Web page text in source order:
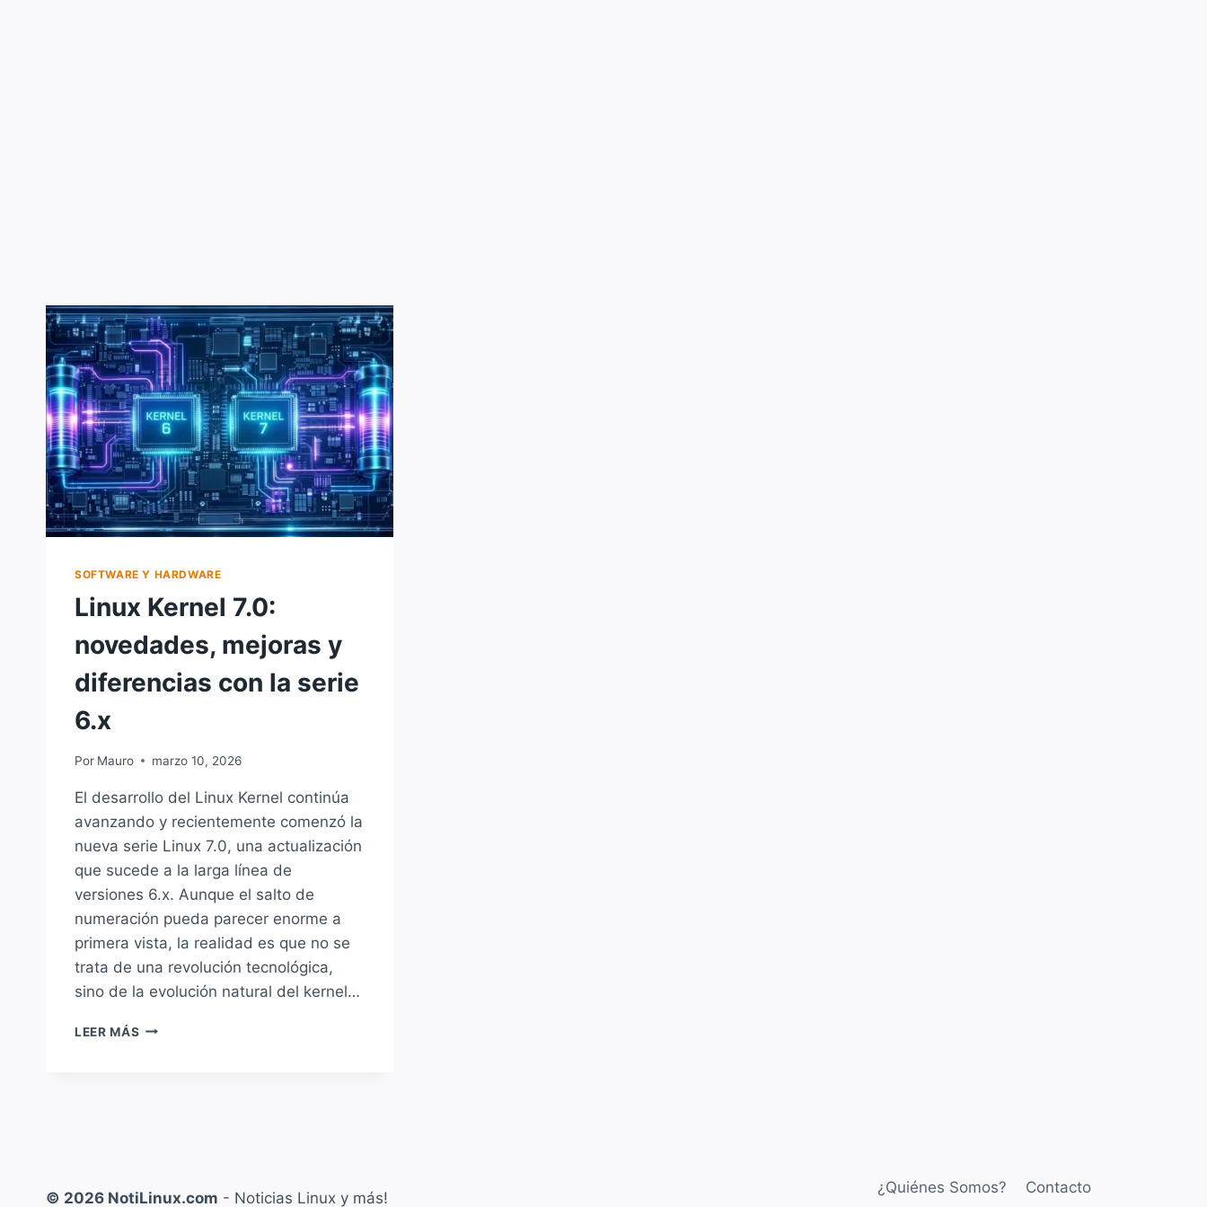
SOFTWARE Y HARDWARE
Linux Kernel 7.0:
novedades, mejoras y
diferencias con la serie
6.x
Por Mauro marzo 10, 2026
El desarrollo del Linux Kernel continúa
avanzando y recientemente comenzó la
nueva serie Linux 7.0, una actualización
que sucede a la larga línea de
versiones 6.x. Aunque el salto de
numeración pueda parecer enorme a
primera vista, la realidad es que no se
trata de una revolución tecnológica,
sino de la evolución natural del kernel…
LEER MÁS LINUX
SERIE
© 2026 NotiLinux.com - Noticias Linux y más!
¿Quiénes Somos? Contacto